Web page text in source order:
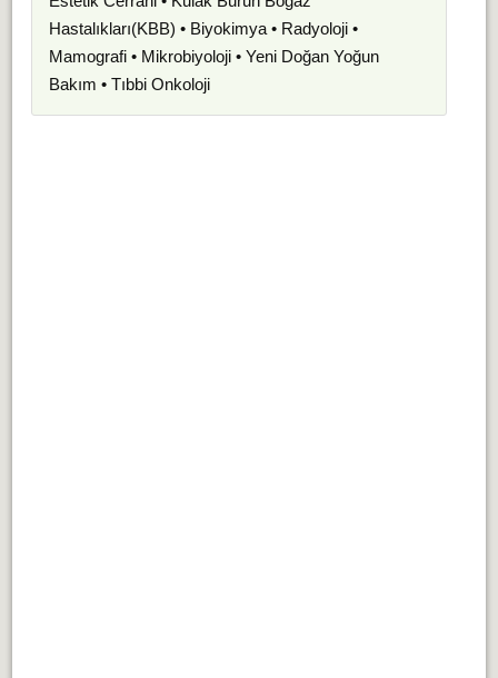
Hastalıkları(KBB) • Biyokimya • Radyoloji •
Mamografi • Mikrobiyoloji • Yeni Doğan Yoğun
Bakım • Tıbbi Onkoloji